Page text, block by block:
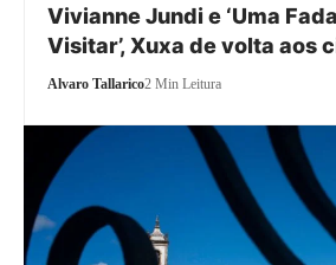
Vivianne Jundi e ‘Uma
Visitar’, Xuxa de volta aos
Alvaro Tallarico2 Min Leitura